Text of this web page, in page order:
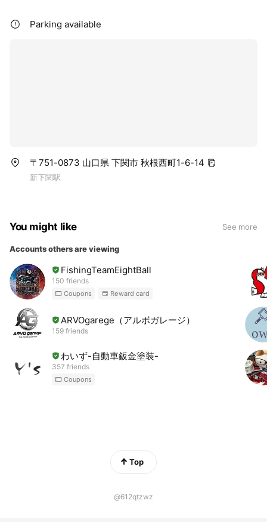
Parking available
〒751-0873 山口県 下関市 秋根西町1-6-14
新下関駅
You might like See more
Accounts others are viewing
FishingTeamEightBall
150 friends
Coupons Reward card
ARVOgarege（アルボガレージ）
159 friends
わいず-自動車鈑金塗装-
357 friends
Coupons
Top
@612qtzwz